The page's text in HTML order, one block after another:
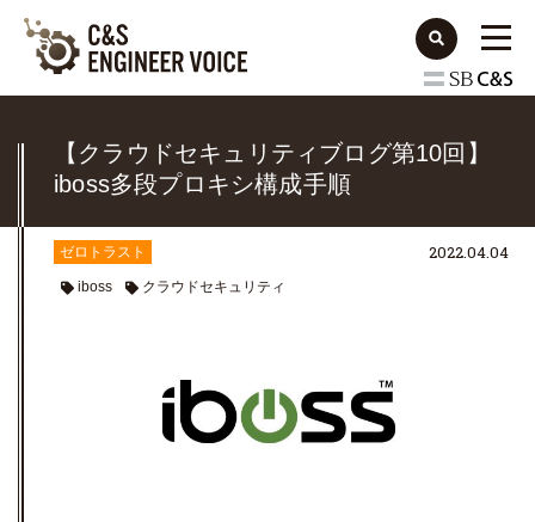
【クラウドセキュリティブログ第10回】
iboss多段プロキシ構成手順
ゼロトラスト
iboss クラウドセキュリティ
2022.04.04